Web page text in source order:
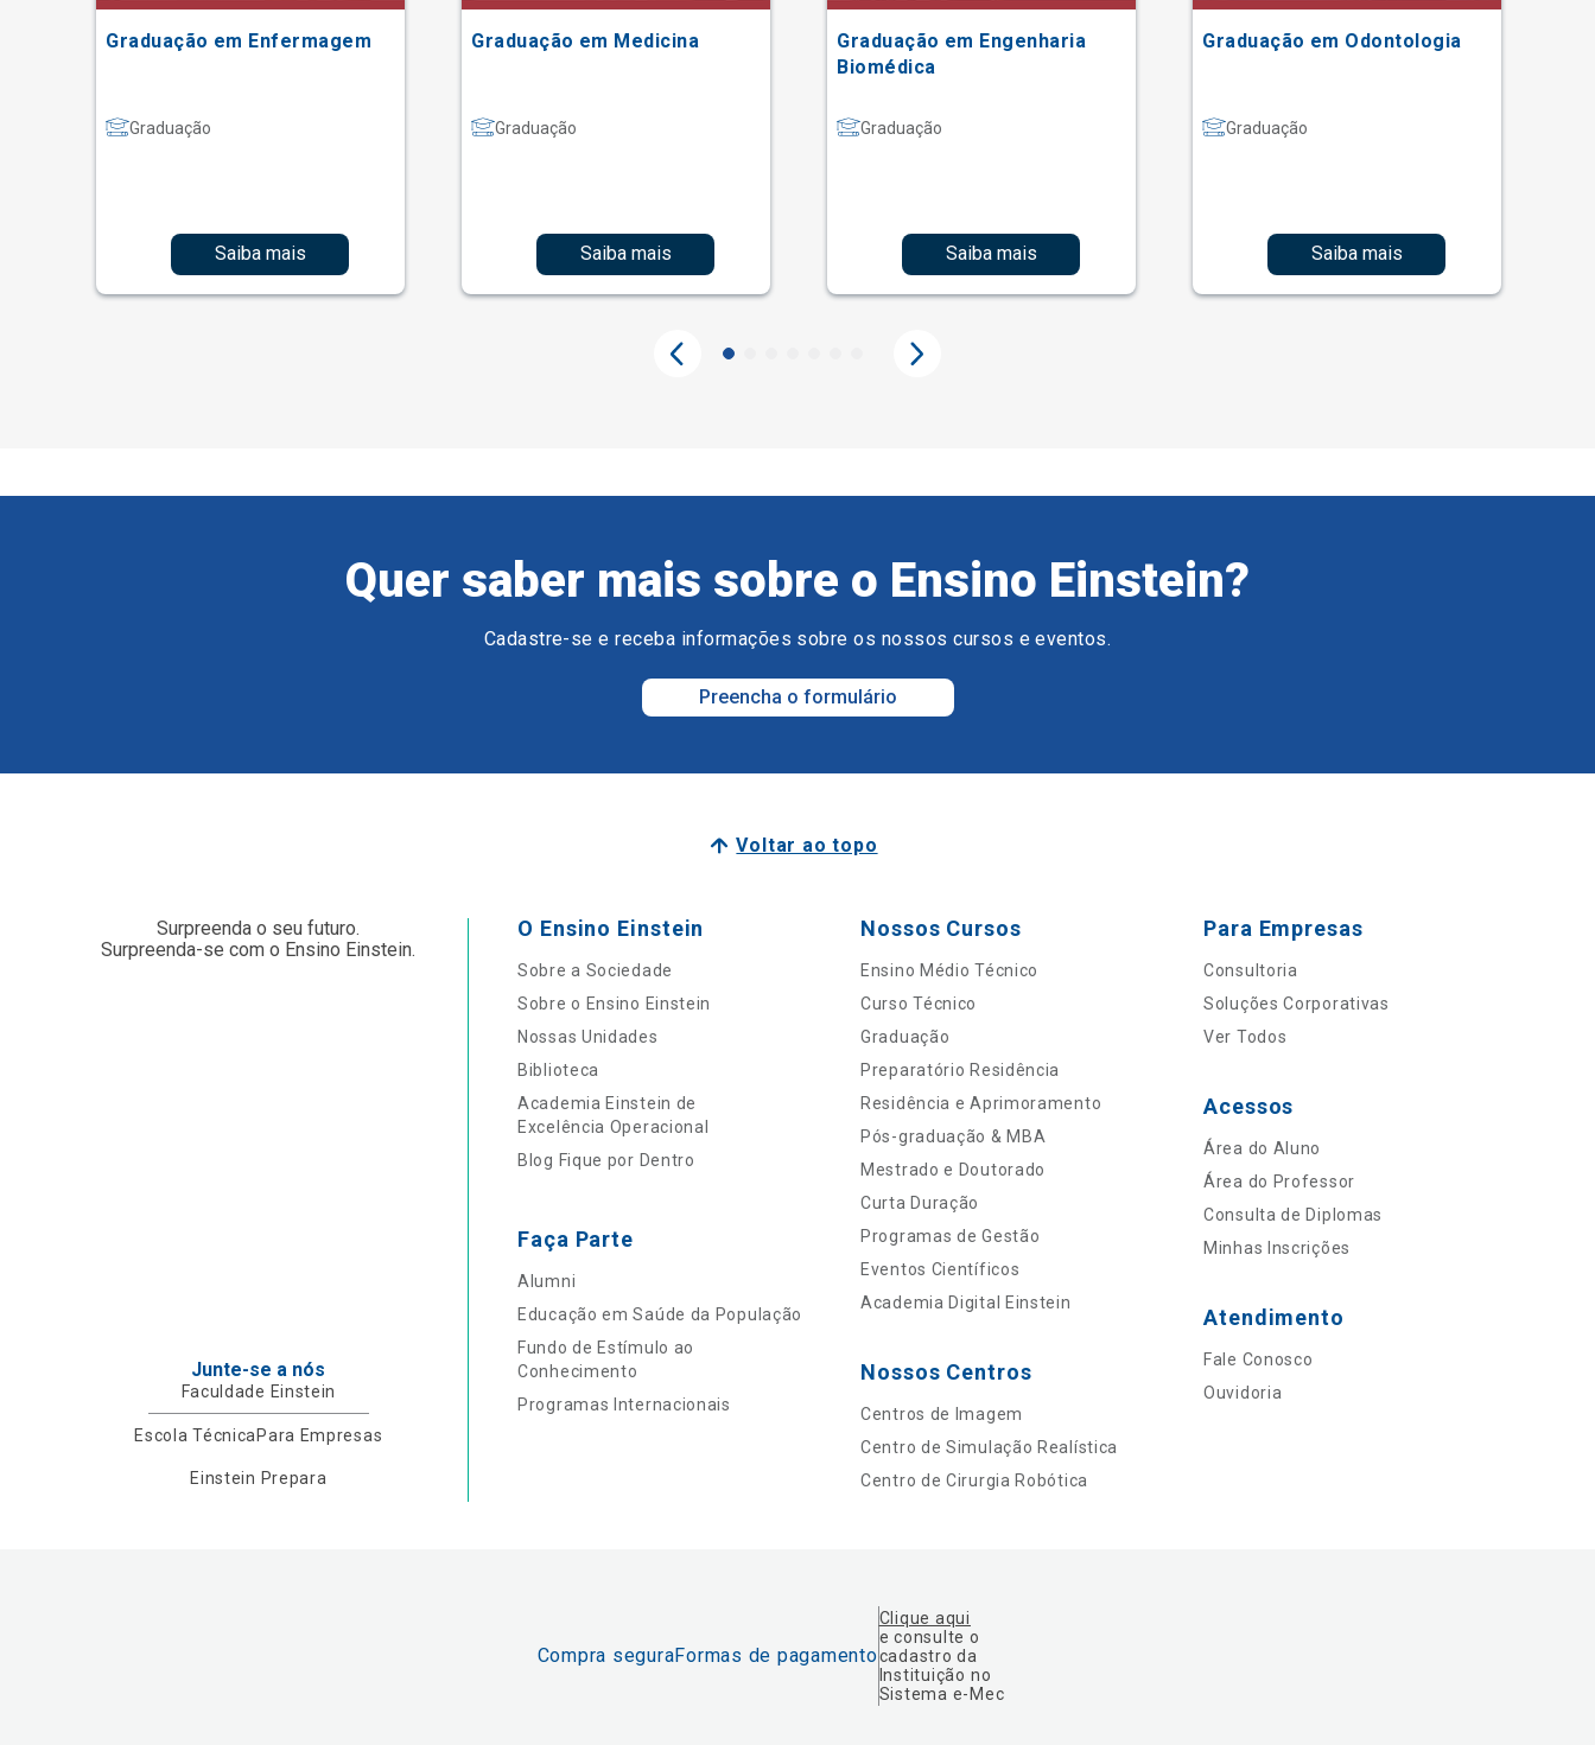
Graduação em Enfermagem
Graduação
Saiba mais
Graduação em Medicina
Graduação
Saiba mais
Graduação em Engenharia
Biomédica
Graduação
Saiba mais
Graduação em Odontologia
Graduação
Saiba mais
Quer saber mais sobre o Ensino Einstein?
Cadastre-se e receba informações sobre os nossos cursos e eventos.
Preencha o formulário
Voltar ao topo
Surpreenda o seu futuro.
Surpreenda-se com o Ensino Einstein.
Junte-se a nós
Faculdade Einstein
Escola TécnicaPara Empresas
Einstein Prepara
O Ensino Einstein
Sobre a Sociedade
Sobre o Ensino Einstein
Nossas Unidades
Biblioteca
Academia Einstein de
Excelência Operacional
Blog Fique por Dentro
Faça Parte
Alumni
Educação em Saúde da População
Fundo de Estímulo ao
Conhecimento
Programas Internacionais
Nossos Cursos
Ensino Médio Técnico
Curso Técnico
Graduação
Preparatório Residência
Residência e Aprimoramento
Pós-graduação & MBA
Mestrado e Doutorado
Curta Duração
Programas de Gestão
Eventos Científicos
Academia Digital Einstein
Nossos Centros
Centros de Imagem
Centro de Simulação Realística
Centro de Cirurgia Robótica
Para Empresas
Consultoria
Soluções Corporativas
Ver Todos
Acessos
Área do Aluno
Área do Professor
Consulta de Diplomas
Minhas Inscrições
Atendimento
Fale Conosco
Ouvidoria
Compra seguraFormas de pagamento
Clique aqui
e consulte o
cadastro da
Instituição no
Sistema e-Mec